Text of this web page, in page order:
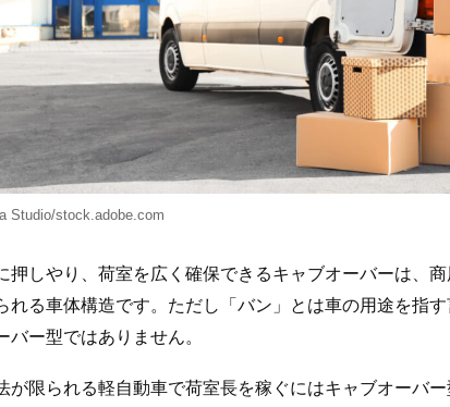
Studio/stock.adobe.com
押しやり、荷室を広く確保できるキャブオーバーは、
れる車体構造です。ただし「バン」とは車の用途を指
バー型ではありません。
が限られる軽自動車で荷室長を稼ぐにはキャブオーバ